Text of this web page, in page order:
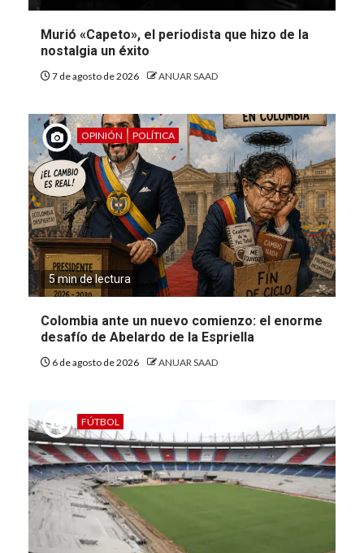
Murió «Capeto», el periodista que hizo de la
nostalgia un éxito
7 de agosto de 2026 ANUAR SAAD
OPINIÓN POLÍTICA
5 min de lectura
Colombia ante un nuevo comienzo: el enorme
desafío de Abelardo de la Espriella
6 de agosto de 2026 ANUAR SAAD
FÚTBOL